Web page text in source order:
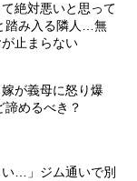
絶対悪いと思って
踏み入る隣人…無
止まらない
が義母に怒り爆
めるべき？
い…」ジム通いで別